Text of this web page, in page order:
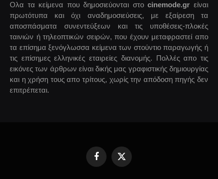
Ολα τα κείμενα που δημοσιεύονται στοcinemode.gr είναι
πρωτότυπα και όχι αναδημοσιεύσεις, με εξαίρεση τα
αποσπάσματα συνεντεύξεων και τις υποθέσεις-πλοκές
ταινιών ή τηλεοπτικών σειρών, που έχουν μεταφραστεί απο
τα επίσημα ξενόγλωσσα κείμενα των στούντιο παραγωγής ή
τις επίσημες ελληνικές εταιρείες διανομής. Πολλές απο τις
εικόνες των άρθρων είναι δικής μας γραφιστικής δημιουργίας
και η χρήση τους απο τρίτους, χωρίς την απόδοση πηγής δεν
επιτρέπεται.
FacebookX